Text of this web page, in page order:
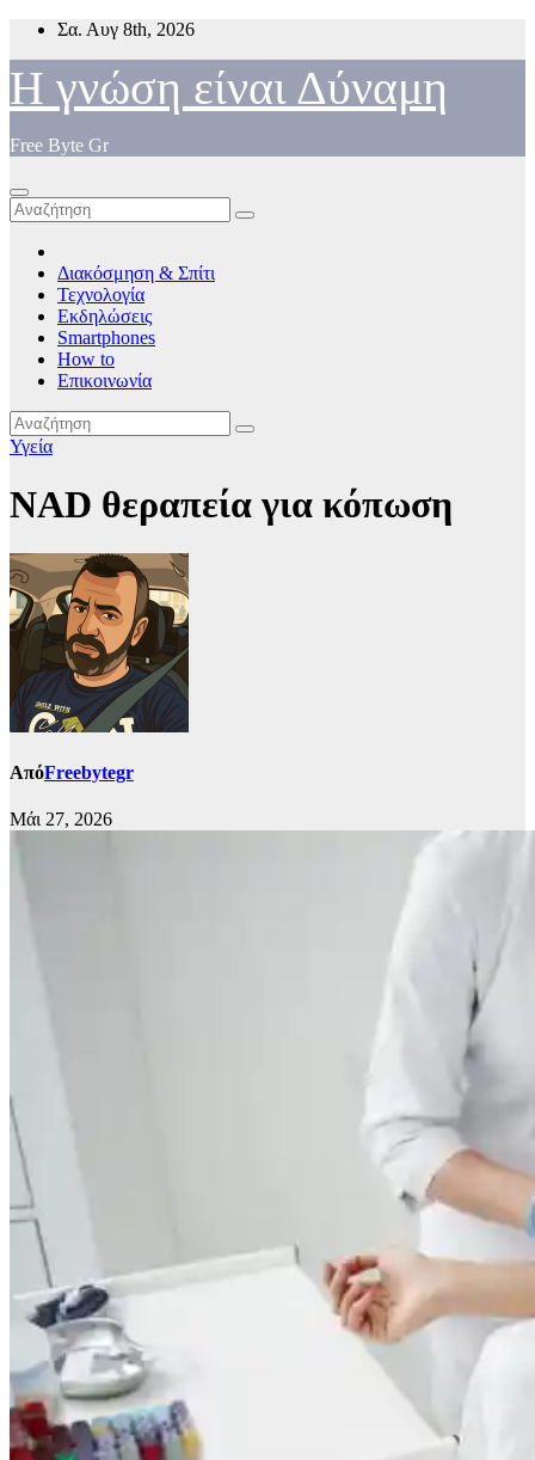
Μετάβαση
περιεχόμενο
Σα. Αυγ 8th, 2026
Η γνώση είναι Δύναμη
Free Byte Gr
Διακόσμηση & Σπίτι
Τεχνολογία
Εκδηλώσεις
Smartphones
How to
Επικοινωνία
Υγεία
NAD θεραπεία για κόπωση
ΑπόFreebytegr
Μάι 27, 2026